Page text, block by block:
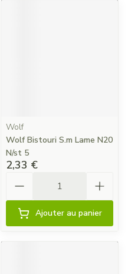
Wolf
Wolf Bistouri S.m Lame N20
N/st 5
2,33 €
Ajouter au panier